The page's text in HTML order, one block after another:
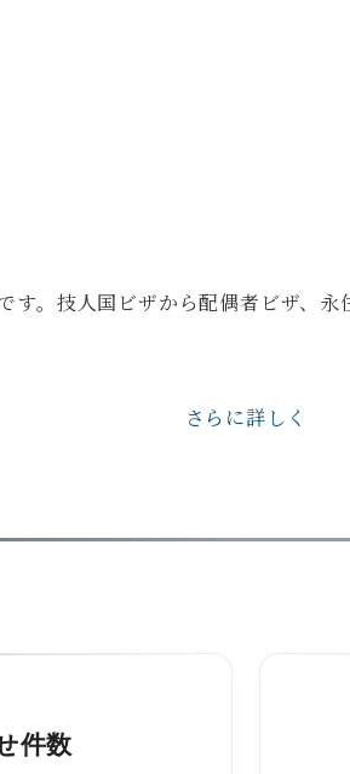
。技人国ビザから配偶者ビザ、
さらに詳しく
件数